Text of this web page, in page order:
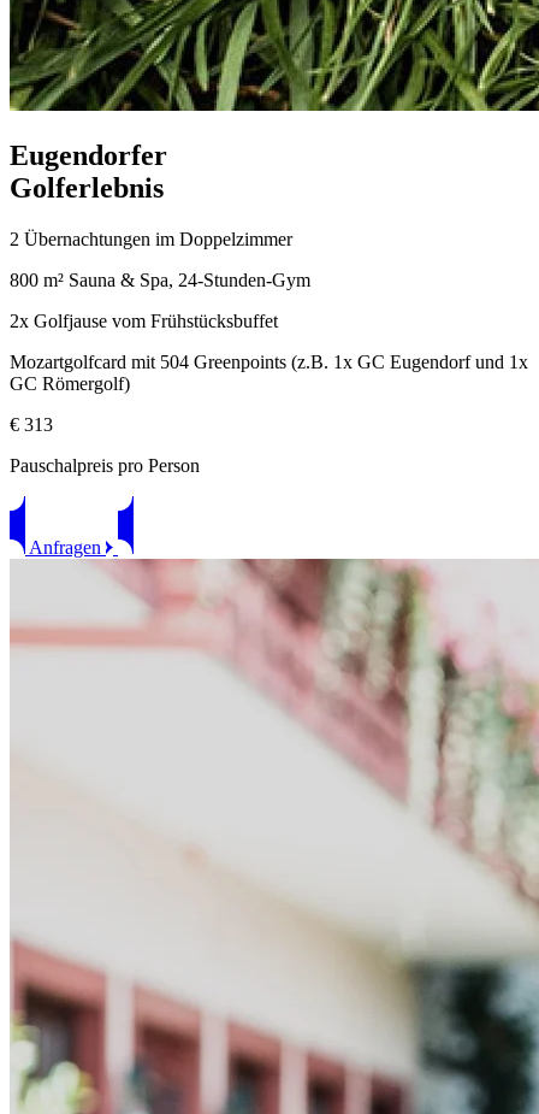
Eugendorfer
Golferlebnis
2 Übernachtungen im Doppelzimmer
800 m² Sauna & Spa, 24-Stunden-Gym
2x Golfjause vom Frühstücksbuffet
Mozartgolfcard mit 504 Greenpoints (z.B. 1x GC Eugendorf und 1x
GC Römergolf)
€ 313
Pauschalpreis pro Person
Anfragen